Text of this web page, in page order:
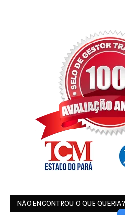
NÃO ENCONTROU O QUE QUERIA?